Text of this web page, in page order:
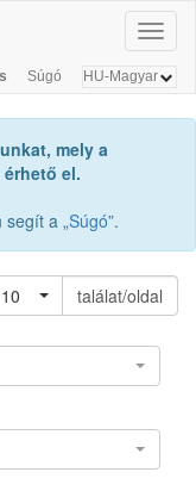
Súgó
mely a
el.
a „Súgó”.
10
találat/oldal